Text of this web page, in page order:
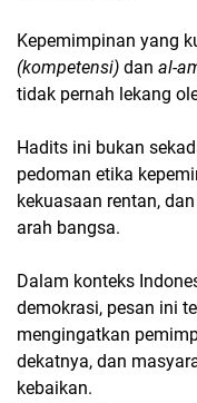
Kepemimpinan yang
(kompetensi) dan al-
tidak pernah lekang
Hadits ini bukan
pedoman etika
kekuasaan rentan,
arah bangsa.
Dalam konteks
demokrasi, pesan ini
mengingatkan
dekatnya, dan
kebaikan.